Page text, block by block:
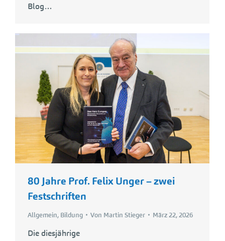
Blog…
80 Jahre Prof. Felix Unger – zwei
Festschriften
Allgemein, Bildung Von Martin Stieger März 22, 2026
Die diesjährige